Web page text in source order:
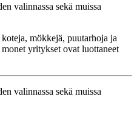
valinnassa sekä muissa
mökkejä, puutarhoja ja
yritykset ovat luottaneet
valinnassa sekä muissa